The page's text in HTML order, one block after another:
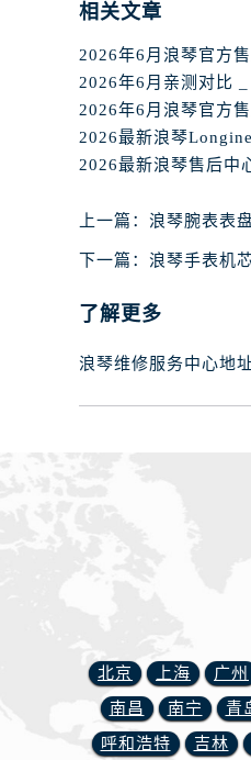
北京
河北
内蒙
内蒙
内蒙
内蒙
内蒙
内蒙
山西
山西
山西
山西
山西
山西
山西
相关文章
2026年6月浪琴官方
2026年6月浪琴官方
2026最新浪琴
2026最新浪琴售后中
上一篇： 浪琴腕表表
下一篇： 浪琴手表机
了解更多
浪琴维修服务中心地
北京 上海 广州
南昌
南宁 青
呼和浩特
吉林